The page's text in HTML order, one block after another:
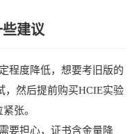
建议
程度降低，想要考旧版的
，然后提前购买HCIE实验
张。
要担心，证书含金量降